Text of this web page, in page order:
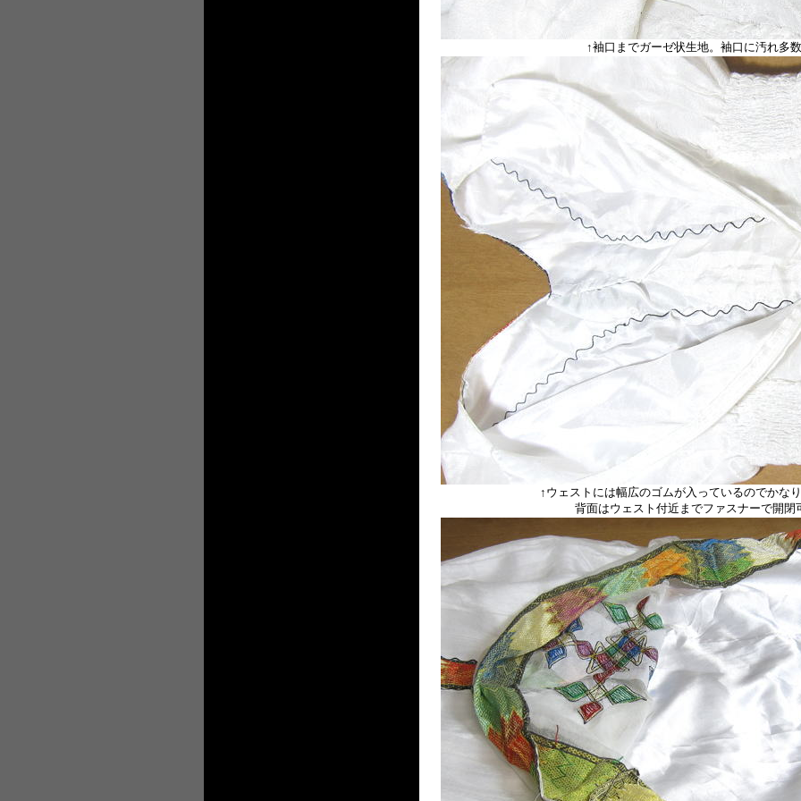
↑袖口までガーゼ状生地。袖口に汚れ多
↑ウェストには幅広のゴムが入っているのでかな
背面はウェスト付近までファスナーで開閉